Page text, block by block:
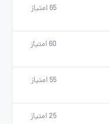
65امتیاز
60امتیاز
55امتیاز
25امتیاز